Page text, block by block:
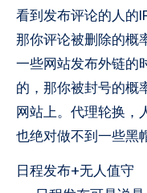
看到发布评论的人的
那你评论被删除的概
一些网站发布外链的
的，那你被封号的概
网站上。代理轮换，
也绝对做不到一些黑
日程发布+无人值守